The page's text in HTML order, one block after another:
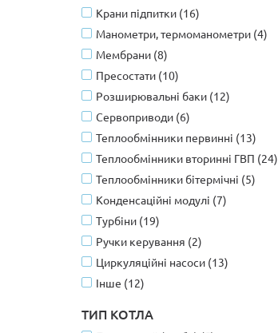
Крани підпитки (16)
Манометри, термоманометри (4)
Мембрани (8)
Пресостати (10)
Розширювальні баки (12)
Сервоприводи (6)
Теплообмінники первинні (13)
Теплообмінники вторинні ГВП (24)
Теплообмінники бітермічні (5)
Конденсаційні модулі (7)
Турбіни (19)
Ручки керування (2)
Циркуляційні насоси (13)
Інше (12)
ТИП КОТЛА